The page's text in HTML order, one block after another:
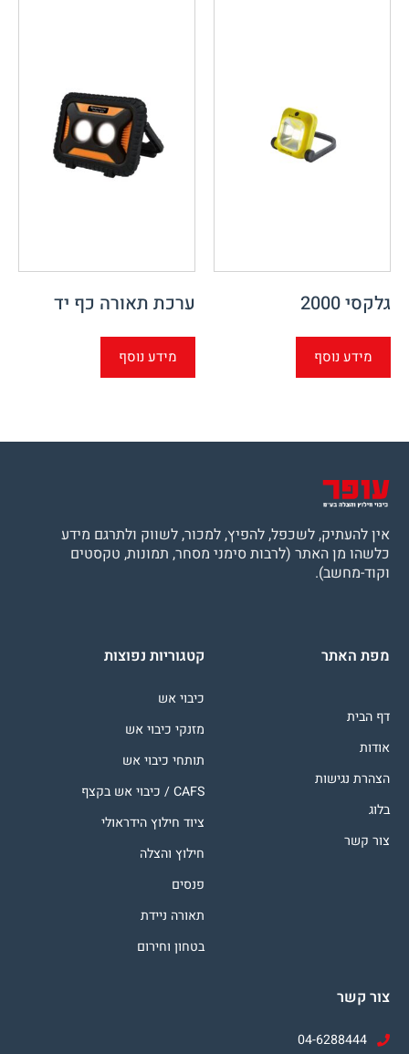
גלקסי 2000
מידע נוסף
ערכת תאורה כף יד ‎
מידע נוסף
אין להעתיק, לשכפל, להפיץ, למכור, לשווק ולתרגם מידע
כלשהו מן האתר (לרבות סימני מסחר, תמונות, טקסטים
וקוד-מחשב).
מפת האתר
דף הבית
אודות
הצהרת נגישות
בלוג
צור קשר
קטגוריות נפוצות
כיבוי אש
מזנקי כיבוי אש
תותחי כיבוי אש
CAFS / כיבוי אש בקצף
ציוד חילוץ הידראולי
חילוץ והצלה
פנסים
תאורה ניידת
בטחון וחירום
צור קשר
04-6288444